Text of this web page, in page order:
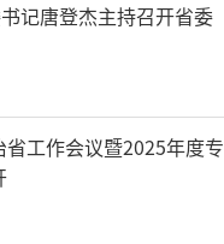
记唐登杰主持召开省委
工作会议暨2025年度专